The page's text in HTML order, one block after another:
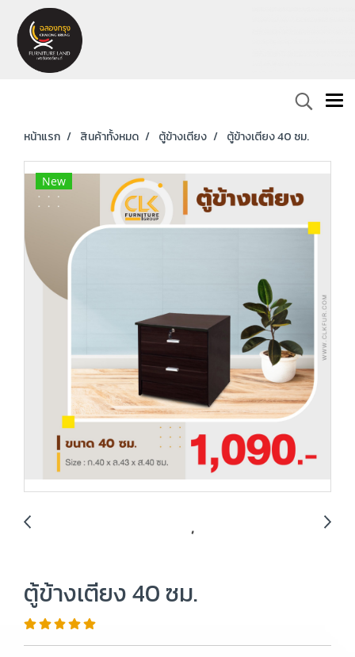
หน้าแรก สินค้าทั้งหมด ตู้ข้างเตียง ตู้ข้างเตียง 40 ซม.
New
ตู้ข้างเตียง 40 ซม.